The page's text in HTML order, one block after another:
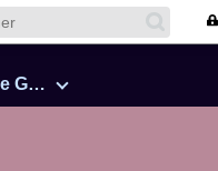
Cinquante Nuances de Grey